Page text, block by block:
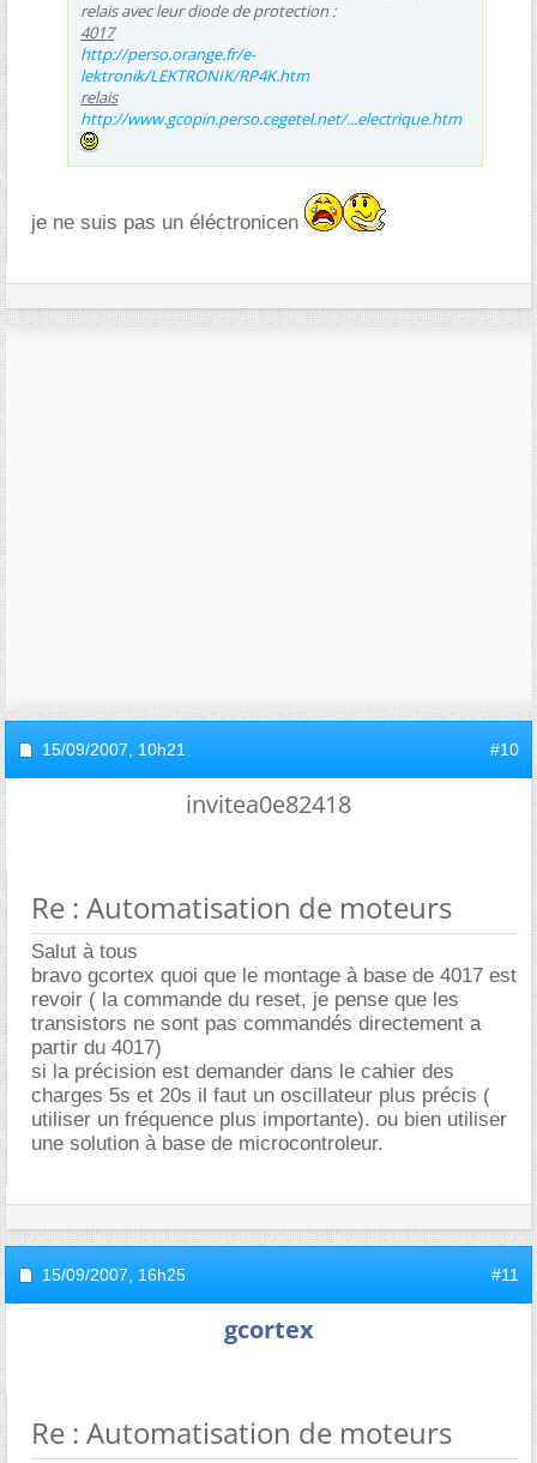
relais avec leur diode de protection :
4017
http://perso.orange.fr/e-
lektronik/LEKTRONIK/RP4K.htm
relais
http://www.gcopin.perso.cegetel.net/...electrique.htm
je ne suis pas un éléctronicen
15/09/2007, 10h21 #10
invitea0e82418
Re : Automatisation de moteurs
Salut à tous
bravo gcortex quoi que le montage à base de 4017 est
revoir ( la commande du reset, je pense que les
transistors ne sont pas commandés directement a
partir du 4017)
si la précision est demander dans le cahier des
charges 5s et 20s il faut un oscillateur plus précis (
utiliser un fréquence plus importante). ou bien utiliser
une solution à base de microcontroleur.
15/09/2007, 16h25 #11
gcortex
Re : Automatisation de moteurs